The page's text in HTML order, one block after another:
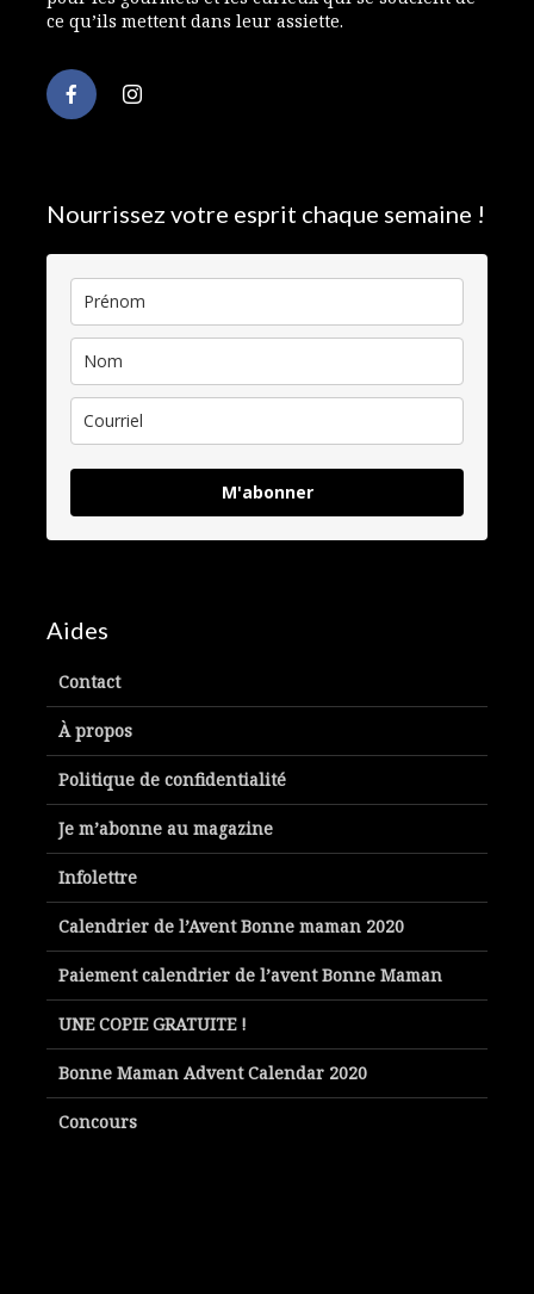
ce qu’ils mettent dans leur assiette.
Nourrissez votre esprit chaque semaine !
M'abonner
Aides
Contact
À propos
Politique de confidentialité
Je m’abonne au magazine
Infolettre
Calendrier de l’Avent Bonne maman 2020
Paiement calendrier de l’avent Bonne Maman
UNE COPIE GRATUITE !
Bonne Maman Advent Calendar 2020
Concours